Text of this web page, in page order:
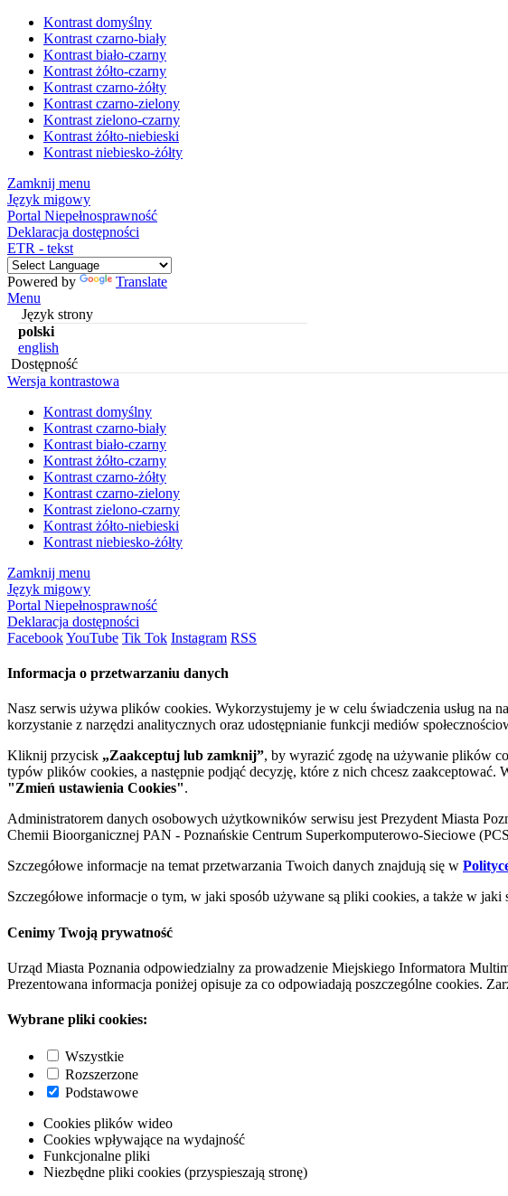
Kontrast domyślny
Kontrast czarno-biały
Kontrast biało-czarny
Kontrast żółto-czarny
Kontrast czarno-żółty
Kontrast czarno-zielony
Kontrast zielono-czarny
Kontrast żółto-niebieski
Kontrast niebiesko-żółty
Zamknij menu
Język migowy
Portal Niepełnosprawność
Deklaracja dostępności
ETR - tekst
Powered by
Translate
Menu
Język strony
polski
english
Dostępność
Wersja kontrastowa
Kontrast domyślny
Kontrast czarno-biały
Kontrast biało-czarny
Kontrast żółto-czarny
Kontrast czarno-żółty
Kontrast czarno-zielony
Kontrast zielono-czarny
Kontrast żółto-niebieski
Kontrast niebiesko-żółty
Zamknij menu
Język migowy
Portal Niepełnosprawność
Deklaracja dostępności
FacebookYouTube Tik Tok Instagram RSS
Informacja o przetwarzaniu danych
Nasz serwis używa plików cookies. Wykorzystujemy je w celu świadczenia usług
korzystanie z narzędzi analitycznych oraz udostępnianie funkcji mediów
Kliknij przycisk „Zaakceptuj lub zamknij”, by wyrazić zgodę na używanie plików
typów plików cookies, a następnie podjąć decyzję, które z nich chcesz
"Zmień ustawienia Cookies".
Administratorem danych osobowych użytkowników serwisu jest Prezydent Miasta
Chemii Bioorganicznej PAN - Poznańskie Centrum Superkomputerowo-Sieciowe
Szczegółowe informacje na temat przetwarzania Twoich danych znajdują się w
Szczegółowe informacje o tym, w jaki sposób używane są pliki cookies, a także w
Cenimy Twoją prywatność
Urząd Miasta Poznania odpowiedzialny za prowadzenie Miejskiego Informatora
Prezentowana informacja poniżej opisuje za co odpowiadają poszczególne cookies.
Wybrane pliki cookies:
Wszystkie
Rozszerzone
Podstawowe
Cookies plików wideo
Cookies wpływające na wydajność
Funkcjonalne pliki
Niezbędne pliki cookies (przyspieszają stronę)